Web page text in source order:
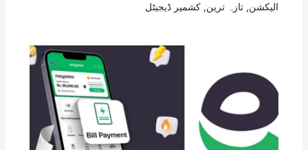
الیکشن تازہ ترین کشمیر ڈیجیٹل